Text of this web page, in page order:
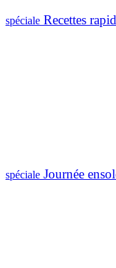
spéciale Recettes
spéciale Journée